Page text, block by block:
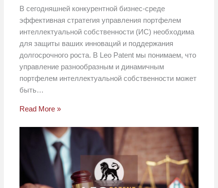
В сегодняшней конкурентной бизнес-среде
эффективная стратегия управления портфелем
интеллектуальной собственности (ИС) необходима
для защиты ваших инноваций и поддержания
долгосрочного роста. В Leo Patent мы понимаем, что
управление разнообразным и динамичным
портфелем интеллектуальной собственности может
быть…
Read More »